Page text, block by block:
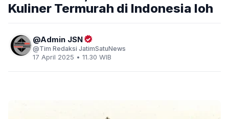
Kuliner Termurah di Indonesia loh
Admin JSN
Tim Redaksi JatimSatuNews
17 April 2025 • 11.30 WIB